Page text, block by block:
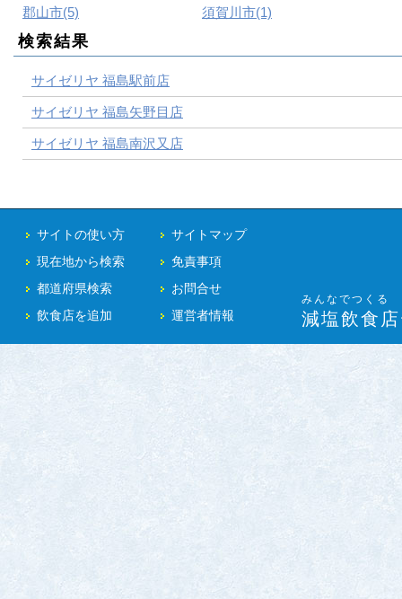
郡山市(5)
須賀川市(1)
検索結果
サイゼリヤ 福島駅前店
サイゼリヤ 福島矢野目店
サイゼリヤ 福島南沢又店
サイトの使い方
現在地から検索
都道府県検索
飲食店を追加
サイトマップ
免責事項
お問合せ
運営者情報
みんなでつくる
減塩飲食